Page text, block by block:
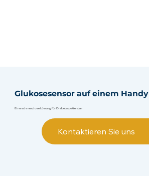
Glukosesensor auf einem Handy
Eine schmerzlose Lösung für Diabetespatienten
Kontaktieren Sie uns